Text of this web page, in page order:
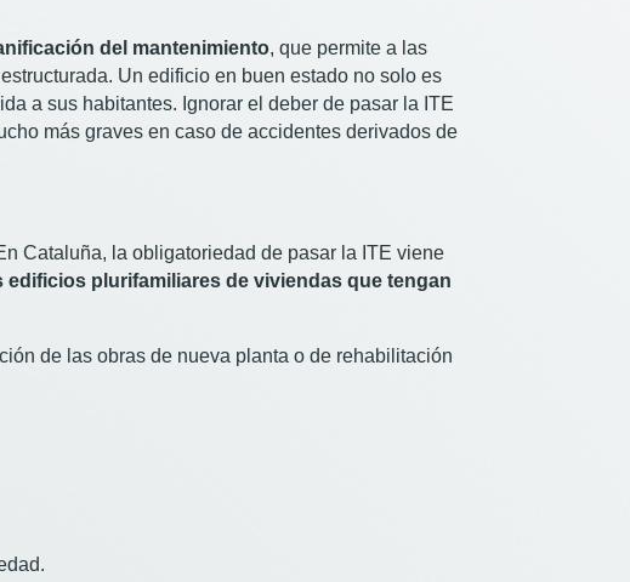
del mantenimiento, que permite a las
Un edificio en buen estado no solo es
a sus habitantes. Ignorar el deber de pasar la ITE
más graves en caso de accidentes derivados de
Cataluña, la obligatoriedad de pasar la ITE viene
edificios plurifamiliares de viviendas que tengan
de las obras de nueva planta o de rehabilitación